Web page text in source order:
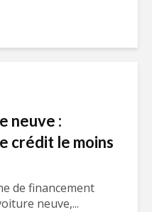
neuve :
crédit le moins
de financement
neuve,...